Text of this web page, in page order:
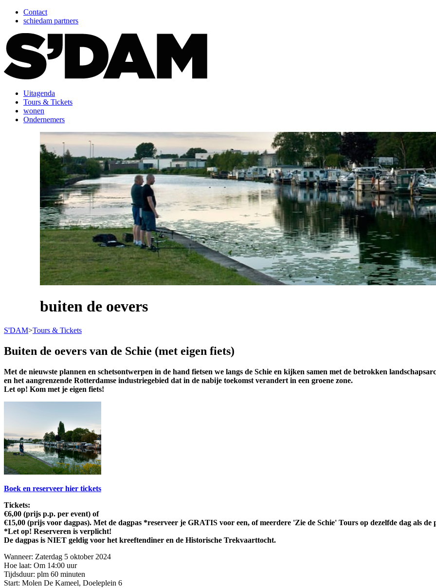
Contact
schiedam partners
Uitagenda
Tours & Tickets
wonen
Ondernemers
buiten de oevers
S'DAM>Tours & Tickets
Buiten de oevers van de Schie (met eigen fiets)
Met de nieuwste plannen en schetsontwerpen in de hand fietsen we langs de Schie en kijken samen met de betrokken
en het aangrenzende Rotterdamse industriegebied dat in de nabije toekomst verandert in een groene zone.
Let op! Kom met je eigen fiets!
Boek en reserveer hier tickets
Tickets:
€6,00 (prijs p.p. per event) of
€15,00 (prijs voor dagpas). Met de dagpas *reserveer je GRATIS voor een, of meerdere 'Zie de Schie' Tours op dezelfde dag als de
*Let op! Reserveren is verplicht!
De dagpas is NIET geldig voor het kreeftendiner en de Historische Trekvaarttocht.
Wanneer: Zaterdag 5 oktober 2024
Hoe laat: Om 14:00 uur
Tijdsduur: plm 60 minuten
Start: Molen De Kameel, Doeleplein 6